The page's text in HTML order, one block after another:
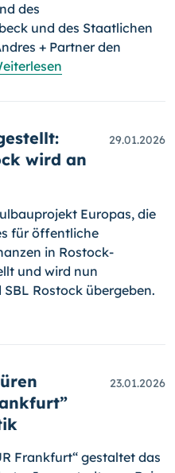
des
und des Staatlichen
+ Partner den
wird an
29.01.2026
Europas, die
für öffentliche
in Rostock-
und wird nun
Rostock übergeben.
23.01.2026
Frankfurt“ gestaltet das